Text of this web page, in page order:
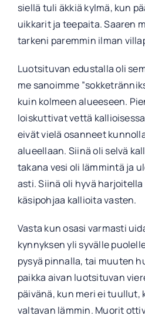
siellä tuli äkkiä kylmä, kun
uikkarit ja teepaita. Saaren
tarkeni paremmin ilman
Luotsituvan edustalla oli
me sanoimme
kuin kolmeen alueeseen.
loiskuttivat vettä
eivät vielä osanneet
alueellaan. Siinä oli selvä
takana vesi oli lämmintä ja
asti. Siinä oli hyvä
käsipohjaa kallioita vasten.
Vasta kun osasi varmasti
kynnyksen yli syvälle
pysyä pinnalla, tai muuten
paikka aivan luotsituvan
päivänä, kun meri ei tuullut,
valtavan lämmin. Muorit